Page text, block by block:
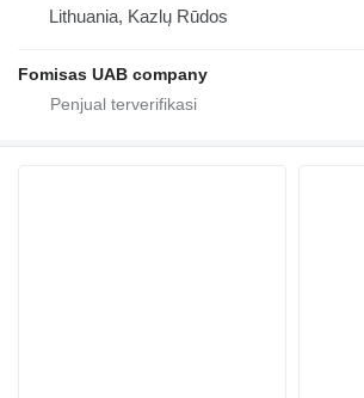
Lithuania, Kazlų Rūdos
Fomisas UAB company